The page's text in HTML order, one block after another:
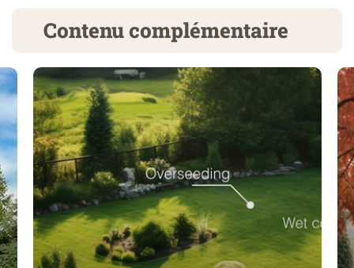
Contenu complémentaire